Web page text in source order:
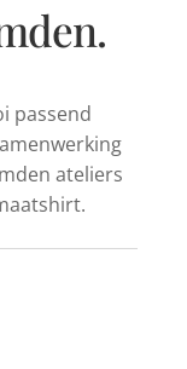
passend
ateliers